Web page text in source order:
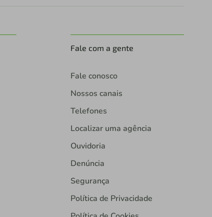
Fale com a gente
Fale conosco
Nossos canais
Telefones
Localizar uma agência
Ouvidoria
Denúncia
Segurança
Política de Privacidade